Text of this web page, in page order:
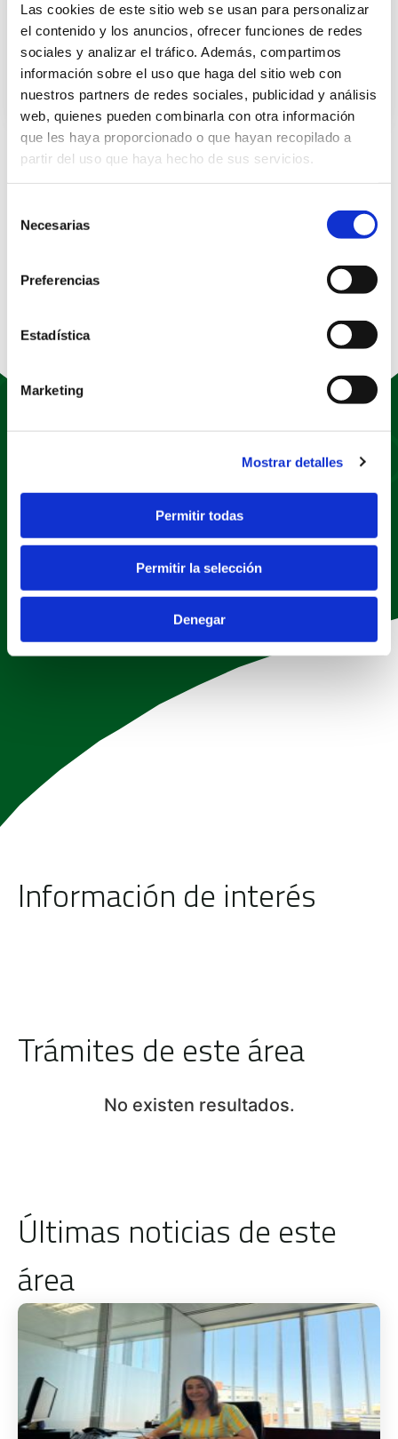
Las cookies de este sitio web se usan para personalizar
el contenido y los anuncios, ofrecer funciones de redes
sociales y analizar el tráfico. Además, compartimos
información sobre el uso que haga del sitio web con
nuestros partners de redes sociales, publicidad y análisis
web, quienes pueden combinarla con otra información
que les haya proporcionado o que hayan recopilado a
partir del uso que haya hecho de sus servicios.
Necesarias
Preferencias
Estadística
Marketing
Mostrar detalles
Permitir todas
Permitir la selección
Denegar
Sergio Orts
Auxiliar de Servicios
Víctor Manuel Pérez
Trabajador social Atención Primaria específica
Documentos
Información de interés
Trámites de este área
No existen resultados.
Últimas noticias de este
área